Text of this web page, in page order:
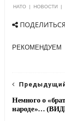
НАТО НОВОСТИ
РЕКОМЕНДУЕМ
Немного о
народе»…